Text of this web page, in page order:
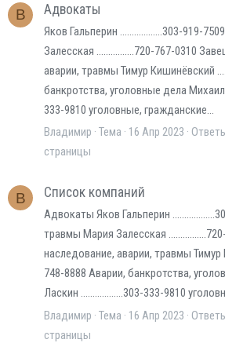
В Адвокаты
Яков Гальперин ..................303-919-
Залесская ................720-767-0310
аварии, травмы Тимур Кишинёвский
банкротства, уголовные дела Михаил
333-9810 уголовные, гражданские...
Владимир Тема 16 Апр 2023
страницы
В Список компаний
Адвокаты Яков Гальперин
травмы Мария Залесская
наследование, аварии, травмы Тимур
748-8888 Аварии, банкротства,
Ласкин ..................303-333-9810
Владимир Тема 16 Апр 2023
страницы